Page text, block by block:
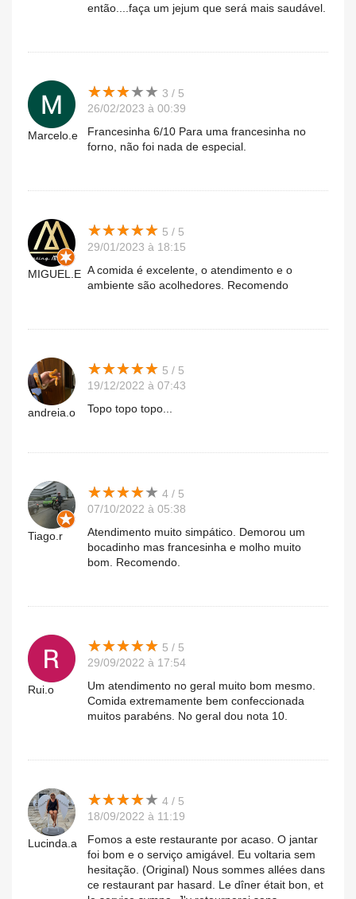
então....faça um jejum que será mais saudável.
Marcelo.e
★★★★★
★★★★★ 3 / 5
26/02/2023 à 00:39
Francesinha 6/10 Para uma francesinha no
forno, não foi nada de especial.
MIGUEL.E
★★★★★
★★★★★ 5 / 5
29/01/2023 à 18:15
A comida é excelente, o atendimento e o
ambiente são acolhedores. Recomendo
andreia.o
★★★★★
★★★★★ 5 / 5
19/12/2022 à 07:43
Topo topo topo...
Tiago.r
★★★★★
★★★★★ 4 / 5
07/10/2022 à 05:38
Atendimento muito simpático. Demorou um
bocadinho mas francesinha e molho muito
bom. Recomendo.
Rui.o
★★★★★
★★★★★ 5 / 5
29/09/2022 à 17:54
Um atendimento no geral muito bom mesmo.
Comida extremamente bem confeccionada
muitos parabéns. No geral dou nota 10.
Lucinda.a
★★★★★
★★★★★ 4 / 5
18/09/2022 à 11:19
Fomos a este restaurante por acaso. O jantar
foi bom e o serviço amigável. Eu voltaria sem
hesitação. (Original) Nous sommes allées dans
ce restaurant par hasard. Le dîner était bon, et